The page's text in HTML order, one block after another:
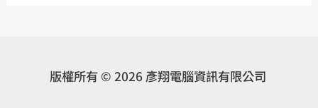
版權所有 © 2026 彥翔電腦資訊有限公司